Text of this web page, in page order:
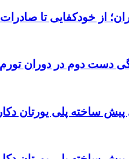
از خودکفایی تا صادرات
دست دوم در دوران تورم؛
پیش ساخته پلی